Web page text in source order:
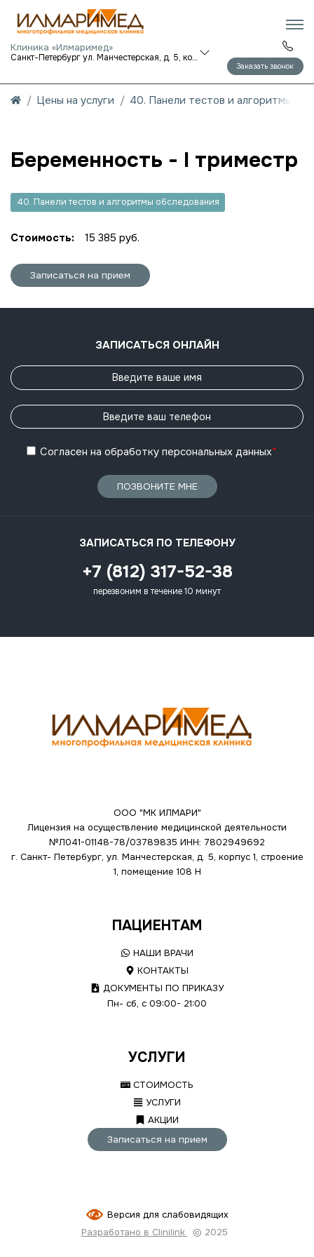
Клиника «Илмаримед»
Санкт-Петербург ул. Манчестерская, д. 5, корп. 1
Заказать звонок
Цены на услуги 40. Панели тестов и алгоритмы
Беременность - I триместр
40. Панели тестов и алгоритмы обследования
Стоимость: 15 385 руб.
Записаться на прием
ЗАПИСАТЬСЯ ОНЛАЙН
Согласен на обработку персональных данных*
ПОЗВОНИТЕ МНЕ
ЗАПИСАТЬСЯ ПО ТЕЛЕФОНУ
+7 (812) 317-52-38
перезвоним в течение 10 минут
ООО "МК ИЛМАРИ"
Лицензия на осуществление медицинской деятельности
№Л041-01148-78/03789835 ИНН: 7802949692
г. Санкт- Петербург, ул. Манчестерская, д. 5, корпус 1, строение
1, помещение 108 Н
ПАЦИЕНТАМ
НАШИ ВРАЧИ
КОНТАКТЫ
ДОКУМЕНТЫ ПО ПРИКАЗУ
Пн- сб, с 09:00- 21:00
УСЛУГИ
СТОИМОСТЬ
УСЛУГИ
АКЦИИ
Записаться на прием
Версия для слабовидящих
Разработано в Clinilink
© 2025